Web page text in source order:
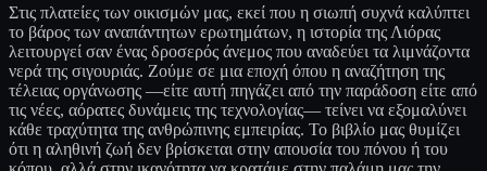
Στις πλατείες των οικισμών μας, εκεί που η σιωπή συχνά καλύπτει
το βάρος των αναπάντητων ερωτημάτων, η ιστορία της Λιόρας
λειτουργεί σαν ένας δροσερός άνεμος που αναδεύει τα λιμνάζοντα
νερά της σιγουριάς. Ζούμε σε μια εποχή όπου η αναζήτηση της
τέλειας οργάνωσης —είτε αυτή πηγάζει από την παράδοση είτε από
τις νέες, αόρατες δυνάμεις της τεχνολογίας— τείνει να εξομαλύνει
κάθε τραχύτητα της ανθρώπινης εμπειρίας. Το βιβλίο μας θυμίζει
ότι η αληθινή ζωή δεν βρίσκεται στην απουσία του πόνου ή του